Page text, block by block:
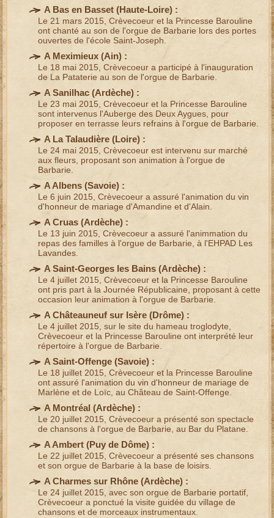
A Bas en Basset (Haute-Loire) :
Le 21 mars 2015, Crèvecoeur et la Princesse Barouline
ont chanté au son de l'orgue de Barbarielors des portes
ouvertes de l'école Saint-Joseph.
A Meximieux (Ain) :
Le 18 mai 2015, Crèvecoeur a participé à l'inauguration
de La Pataterie au son de l'orgue de Barbarie.
A Sanilhac (Ardèche) :
Le 23 mai 2015, Crèvecoeur et la Princesse Barouline
sont intervenus l'Auberge des Deux Aygues, pour
proposer en terrasse leurs refrains à l'orgue de Barbarie.
A La Talaudière (Loire) :
Le 24 mai 2015, Crèvecoeur est intervenu sur marché
aux fleurs, proposant son animation à l'orgue de
Barbarie.
A Albens (Savoie) :
Le 6 juin 2015, Crèvecoeur a assuré l'animation du vin
d'honneur de mariage d'Amandine et d'Alain.
A Cruas (Ardèche) :
Le 13 juin 2015, Crèvecoeur a assuré l'animmation du
repasdes familles à l'orgue de Barbarie, à l'EHPAD Les
Lavandes.
A Saint-Georges les Bains (Ardèche) :
Le 4 juillet 2015, Crèvecoeur et la Princesse Barouline
ont pris part à la Journée Républicaine, proposant à cette
occasion leur animation à l'orgue de Barbarie.
A Châteauneuf sur Isère (Drôme) :
Le 4 juillet 2015, sur le site du hameau troglodyte,
Crèvecoeur et la Princesse Baroulineont interprété leur
répertoire à l'orgue de Barbarie.
A Saint-Offenge (Savoie) :
Le 18 juillet 2015, Crèvecoeur et la Princesse Barouline
ont assuré l'animation du vin d'honneur de mariagede
Marlène et de Loïc, au Château de Saint-Offenge.
A Montréal (Ardèche) :
Le 20 juillet 2015, Crèvecoeur a présenté son spectacle
de chansons à l'orgue de Barbarie, au Bar du Platane.
A Ambert (Puy de Dôme) :
Le 22 juillet 2015, Crèvecoeur a présenté ses chansons
et son orgue de Barbarie à la base de loisirs.
A Charmes sur Rhône (Ardèche) :
Le 24 juillet 2015, avec son orgue de Barbarie portatif,
Crèvecoeur a ponctué la visite guidée du village de
chansons et de morceaux instrumentaux.